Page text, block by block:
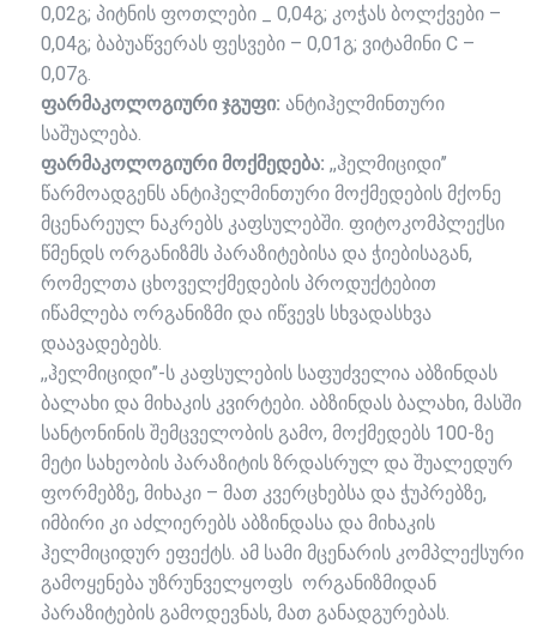
0,02გ; პიტნის ფოთლები _ 0,04გ; კოჭას ბოლქვები –
0,04გ; ბაბუაწვერას ფესვები – 0,01გ; ვიტამინი С –
0,07გ.
ფარმაკოლოგიური ჯგუფი: ანტიჰელმინთური
საშუალება.
ფარმაკოლოგიური მოქმედება: ,,ჰელმიციდი’’
წარმოადგენს ანტიჰელმინთური მოქმედების მქონე
მცენარეულ ნაკრებს კაფსულებში. ფიტოკომპლექსი
წმენდს ორგანიზმს პარაზიტებისა და ჭიებისაგან,
რომელთა ცხოველქმედების პროდუქტებით
იწამლება ორგანიზმი და იწვევს სხვადასხვა
დაავადებებს.
,,ჰელმიციდი’’-ს კაფსულების საფუძველია აბზინდას
ბალახი და მიხაკის კვირტები. აბზინდას ბალახი, მასში
სანტონინის შემცველობის გამო, მოქმედებს 100-ზე
მეტი სახეობის პარაზიტის ზრდასრულ და შუალედურ
ფორმებზე, მიხაკი – მათ კვერცხებსა და ჭუპრებზე,
იმბირი კი აძლიერებს აბზინდასა და მიხაკის
ჰელმიციდურ ეფექტს. ამ სამი მცენარის კომპლექსური
გამოყენება უზრუნველყოფს ორგანიზმიდან
პარაზიტების გამოდევნას, მათ განადგურებას.